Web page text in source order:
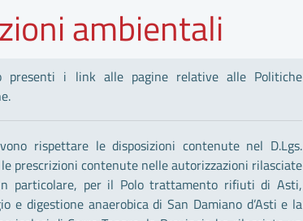
ambientali
presenti i link alle pagine relative alle Politiche
rispettare le disposizioni contenute nel D.Lgs.
prescrizioni contenute nelle autorizzazioni rilasciate
particolare, per il Polo trattamento rifiuti di Asti,
e digestione anaerobica di San Damiano d’Asti e la